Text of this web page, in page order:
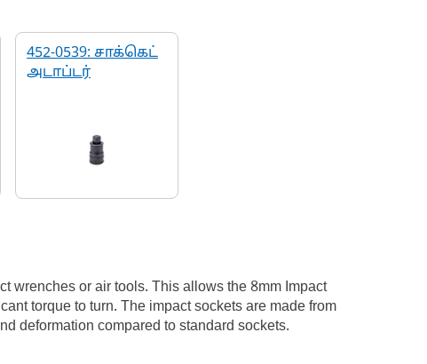
452-0539: சாக்கெட்
அடாப்டர்
wrenches or air tools. This allows the 8mm Impact
torque to turn. The impact sockets are made from
deformation compared to standard sockets.